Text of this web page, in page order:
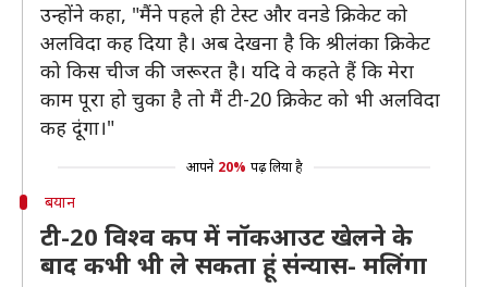
उन्होंने कहा, "मैंने पहले ही टेस्ट और वनडे क्रिकेट को
अलविदा कह दिया है। अब देखना है कि श्रीलंका क्रिकेट
को किस चीज की जरूरत है। यदि वे कहते हैं कि मेरा
काम पूरा हो चुका है तो मैं टी-20 क्रिकेट को भी अलविदा
कह दूंगा।"
आपने 20% पढ़ लिया है
बयान
टी-20 विश्व कप में नॉकआउट खेलने के
बाद कभी भी ले सकता हूं संन्यास- मलिंगा